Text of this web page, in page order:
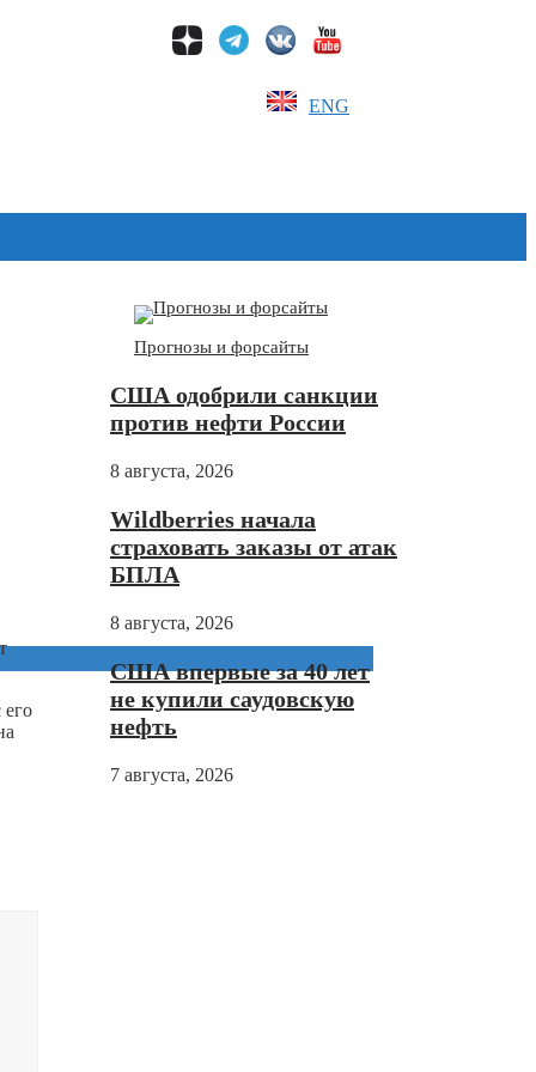
ENG
Прогнозы и форсайты
США одобрили санкции
против нефти России
8 августа, 2026
Wildberries начала
страховать заказы от атак
БПЛА
8 августа, 2026
США впервые за 40 лет
не купили саудовскую
нефть
7 августа, 2026